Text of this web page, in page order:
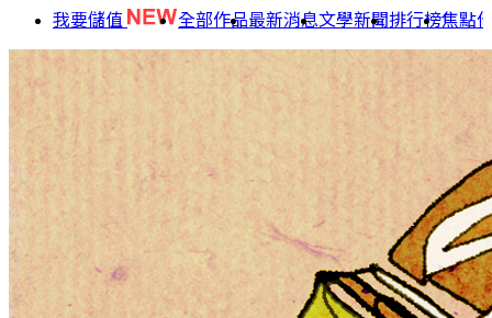
我要儲值 全部作品最新消息文學新聞排行榜焦點